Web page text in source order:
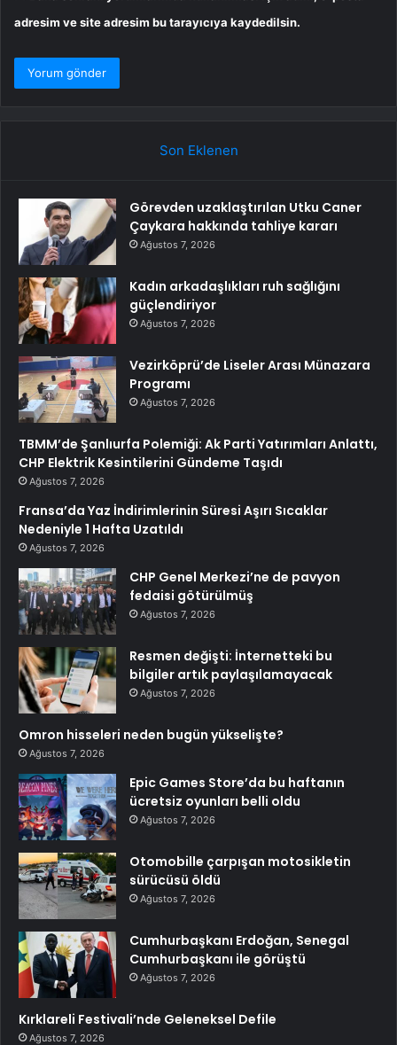
adresim ve site adresim bu tarayıcıya kaydedilsin.
Son Eklenen
Görevden uzaklaştırılan Utku Caner
Çaykara hakkında tahliye kararı
Ağustos 7, 2026
Kadın arkadaşlıkları ruh sağlığını
güçlendiriyor
Ağustos 7, 2026
Vezirköprü’de Liseler Arası Münazara
Programı
Ağustos 7, 2026
TBMM’de Şanlıurfa Polemiği: Ak Parti Yatırımları Anlattı,
CHP Elektrik Kesintilerini Gündeme Taşıdı
Ağustos 7, 2026
Fransa’da Yaz İndirimlerinin Süresi Aşırı Sıcaklar
Nedeniyle 1 Hafta Uzatıldı
Ağustos 7, 2026
CHP Genel Merkezi’ne de pavyon
fedaisi götürülmüş
Ağustos 7, 2026
Resmen değişti: İnternetteki bu
bilgiler artık paylaşılamayacak
Ağustos 7, 2026
Omron hisseleri neden bugün yükselişte?
Ağustos 7, 2026
Epic Games Store’da bu haftanın
ücretsiz oyunları belli oldu
Ağustos 7, 2026
Otomobille çarpışan motosikletin
sürücüsü öldü
Ağustos 7, 2026
Cumhurbaşkanı Erdoğan, Senegal
Cumhurbaşkanı ile görüştü
Ağustos 7, 2026
Kırklareli Festivali’nde Geleneksel Defile
Ağustos 7, 2026